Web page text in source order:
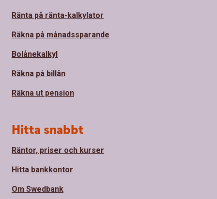
Ränta på ränta-kalkylator
Räkna på månadssparande
Bolånekalkyl
Räkna på billån
Räkna ut pension
Hitta snabbt
Räntor, priser och kurser
Hitta bankkontor
Om Swedbank